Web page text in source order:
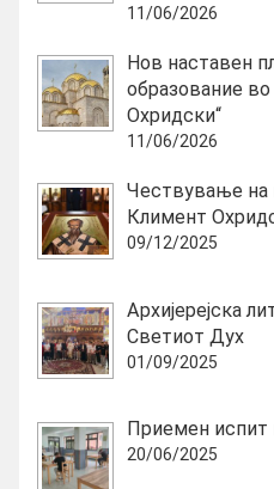
11/06/2026
Нов наставен
образование
Охридски“
11/06/2026
Чествување на
Климент
09/12/2025
Архијерејска
Светиот Дух
01/09/2025
Приемен
20/06/2025